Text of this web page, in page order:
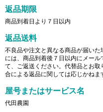
返品期限
商品到着日より７日以内
返品送料
不良品や注文と異なる商品が届い
には、商品到着後７日以内にメー
て、ご返送ください。代替品とお
合による返品に関しては応じかねま
屋号またはサービス名
代田農園